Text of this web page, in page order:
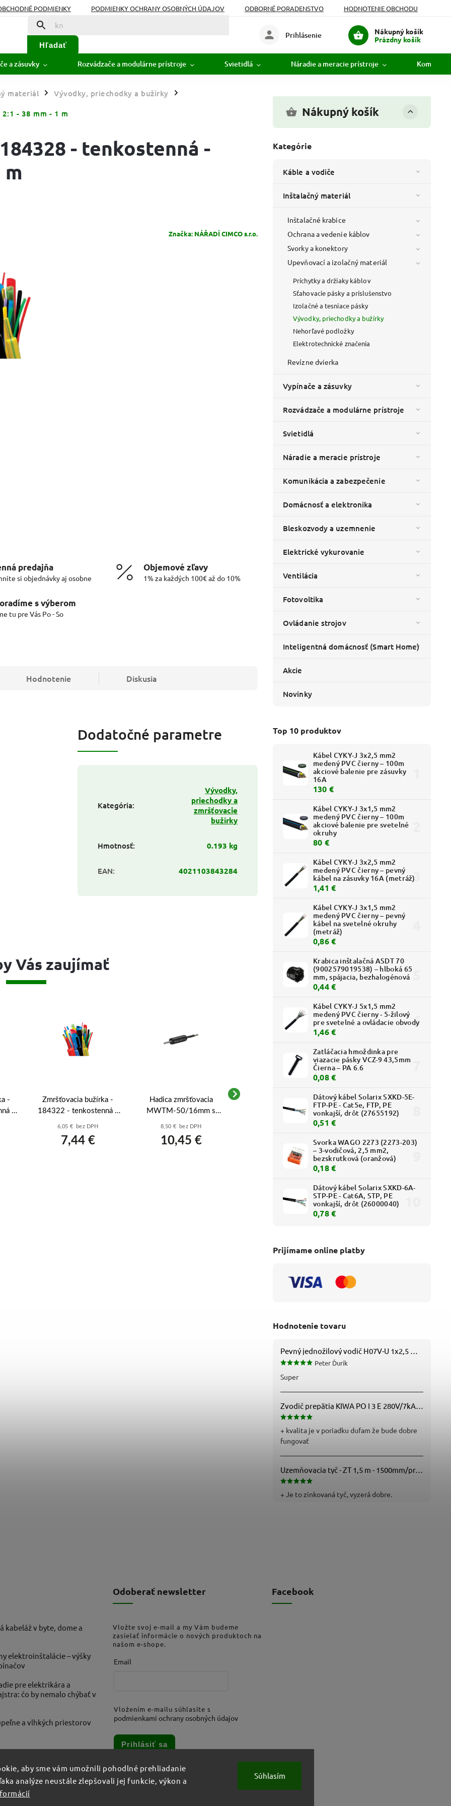
aby sme vám umožnili pohodlné prehliadanie
analýze neustále zlepšovali jej funkcie, výkon a
Súhlasím
PODMIENKY PODMIENKY OCHRANY OSOBNÝCH ÚDAJOV ODBORNÉ PORADENSTVO
HODNOTENIE OBCHODU
Hľadať
Nákupný košík
Prázdny košík
Prihlásenie
a zásuvky Rozvádzače a modulárne prístroje Svietidlá Náradie a meracie prístroje
materiál / Vývodky, priechodky a bužírky /
- 38 mm - 1 m Nákupný košík
Kategórie
Káble a vodiče
Inštalačný materiál
Inštalačné krabice
Ochrana a vedenie káblov
Svorky a konektory
Upevňovací a izolačný materiál
Príchytky a držiaky káblov
Sťahovacie pásky a príslušenstvo
Izolačné a tesniace pásky
Vývodky, priechodky a bužírky
Nehorľavé podložky
Elektrotechnické značenia
Revízne dvierka
Vypínače a zásuvky
Rozvádzače a modulárne prístroje
Svietidlá
Náradie a meracie prístroje
Komunikácia a zabezpečenie
Domácnosť a elektronika
Bleskozvody a uzemnenie
Elektrické vykurovanie
Ventilácia
Fotovoltika
Ovládanie strojov
Inteligentná domácnosť (Smart Home)
Akcie
Novinky
Top 10 produktov
Kábel CYKY-J 3x2,5 mm2
medený PVC čierny – 100m
akciové balenie pre zásuvky
16A
130 €
Kábel CYKY-J 3x1,5 mm2
medený PVC čierny – 100m
akciové balenie pre svetelné
okruhy
80 €
Kábel CYKY-J 3x2,5 mm2
medený PVC čierny – pevný
kábel na zásuvky 16A (metráž)
1,41 €
Kábel CYKY-J 3x1,5 mm2
medený PVC čierny – pevný
kábel na svetelné okruhy
(metráž)
0,86 €
Krabica inštalačná ASDT 70
(9002579019538) – hlboká 65
mm, spájacia, bezhalogénová
0,44 €
Kábel CYKY-J 5x1,5 mm2
medený PVC čierny - 5-žilový
pre svetelné a ovládacie obvody
1,46 €
Zatláčacia hmoždinka pre
viazacie pásky VCZ-9 43,5mm
Čierna – PA 6.6
0,08 €
Dátový kábel Solarix SXKD-5E-
FTP-PE - Cat5e, FTP, PE
vonkajší, drôt (27655192)
0,51 €
Svorka WAGO 2273 (2273-203)
– 3-vodičová, 2,5 mm2,
bezskrutková (oranžová)
0,18 €
Dátový kábel Solarix SXKD-6A-
STP-PE - Cat6A, STP, PE
vonkajší, drôt (26000040)
0,78 €
Prijímame online platby
Hodnotenie tovaru
Peter Ďurík
Super
+ kvalita je v poriadku dufam že bude dobre
fungovať
Uzemňovacia tyč - ZT 1,5 m - 1500mm/pr.25mm - Fe/Zn - f712112
+ Je to zinkovaná tyč, vyzerá dobre.
- tenkostenná -
m
Značka: NÁŘADÍ CIMCO s.r.o.
predajňa
si objednávky aj osobne
Objemové zľavy
1% za každých 100€ až do 10%
s výberom
tu pre Vás Po - So
Hodnotenie Diskusia
Dodatočné parametre
Kategória:
Vývodky,
priechodky a
zmršťovacie
bužírky
Hmotnosť: 0.193 kg
EAN: 4021103843284
Vás zaujímať
-
-
Zmršťovacia bužírka -
184322 - tenkostenná -
6,05 € bez DPH
7,44 €
Hadica zmršťovacia
MWTM-50/16mm s
8,50 € bez DPH
10,45 €
Hadica zmršťovacia
MWTM-35/12mm s
Hadica zmršťovacia
MWTM-10/3mm s
6,31 €
kabeláž v byte, dome a
elektroinštalácie – výšky
pre elektrikára a
čo by nemalo chýbať v
a vlhkých priestorov
Odoberať newsletter
Vložte svoj e-mail a my Vám budeme
zasielať informácie o nových produktoch na
našom e-shope.
Email
Vložením e-mailu súhlasíte s
podmienkami ochrany osobných údajov
Prihlásiť sa
Facebook